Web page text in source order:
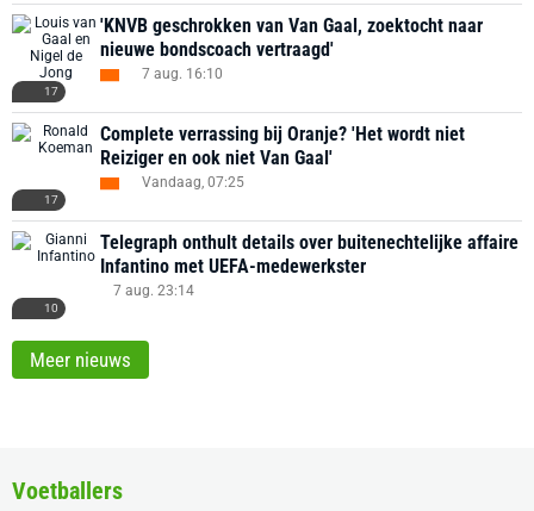
17
'KNVB geschrokken van Van Gaal, zoektocht naar
nieuwe bondscoach vertraagd'
7 aug. 16:10
17
Complete verrassing bij Oranje? 'Het wordt niet
Reiziger en ook niet Van Gaal'
Vandaag, 07:25
10
Telegraph onthult details over buitenechtelijke affaire
Infantino met UEFA-medewerkster
7 aug. 23:14
Meer nieuws
Voetballers